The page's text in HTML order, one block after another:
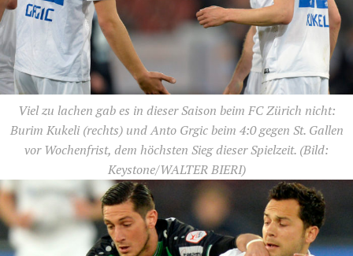
Viel zu lachen gab es in dieser Saison beim FC Zürich nicht:
Burim Kukeli (rechts) und Anto Grgic beim 4:0 gegen St. Gallen
vor Wochenfrist, dem höchsten Sieg dieser Spielzeit. (Bild:
Keystone/WALTER BIERI)